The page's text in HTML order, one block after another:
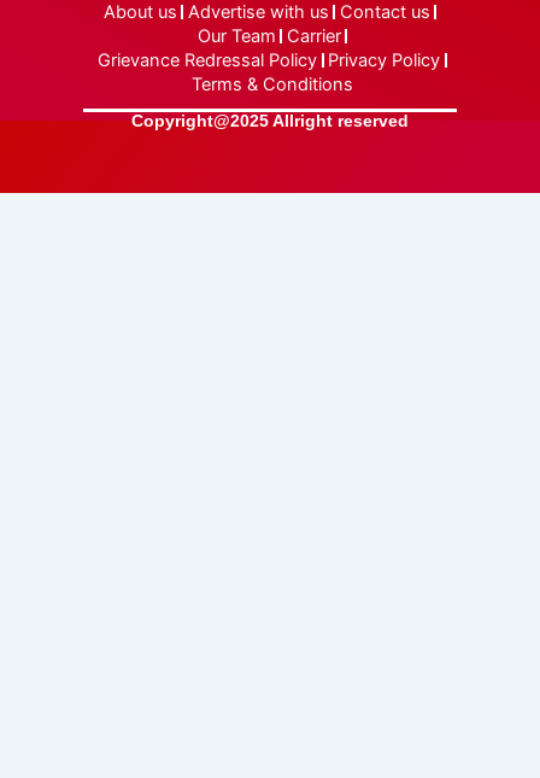
About us Advertise with us Contact us
Our Team Carrier
Grievance Redressal Policy Privacy Policy
Terms & Conditions
Copyright@2025 Allright reserved